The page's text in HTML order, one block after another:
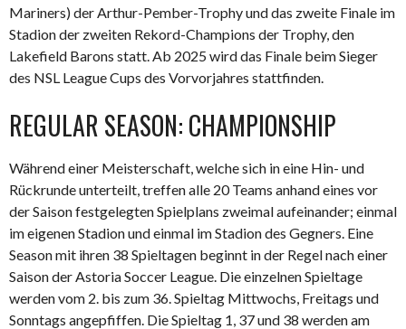
Mariners) der Arthur-Pember-Trophy und das zweite Finale im
Stadion der zweiten Rekord-Champions der Trophy, den
Lakefield Barons statt. Ab 2025 wird das Finale beim Sieger
des NSL League Cups des Vorvorjahres stattfinden.
REGULAR SEASON: CHAMPIONSHIP
Während einer Meisterschaft, welche sich in eine Hin- und
Rückrunde unterteilt, treffen alle 20 Teams anhand eines vor
der Saison festgelegten Spielplans zweimal aufeinander; einmal
im eigenen Stadion und einmal im Stadion des Gegners. Eine
Season mit ihren 38 Spieltagen beginnt in der Regel nach einer
Saison der Astoria Soccer League. Die einzelnen Spieltage
werden vom 2. bis zum 36. Spieltag Mittwochs, Freitags und
Sonntags angepfiffen. Die Spieltag 1, 37 und 38 werden am